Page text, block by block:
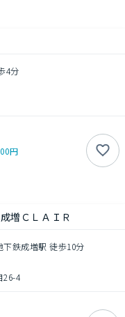
4分
円
増ＣＬＡＩＲ
鉄成増駅 徒歩10分
26-4